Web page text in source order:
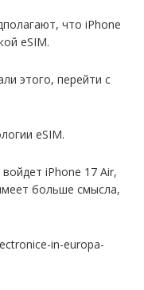
что iPhone
eSIM.
этого, перейти с
eSIM.
iPhone 17 Air,
больше смысла,
in-europa-